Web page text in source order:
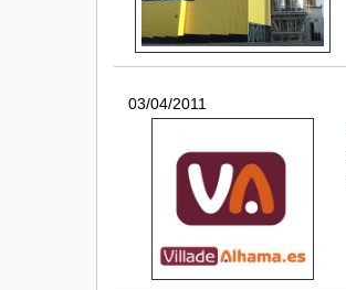
03/04/2011